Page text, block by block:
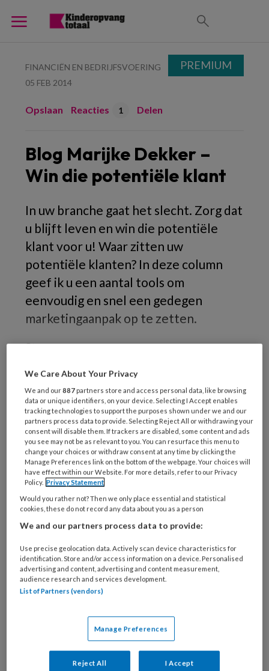
FINANCIËN EN BEDRIJFSVOERING
05 FEB 2014
Opslaan Reacties 1 Delen
Blog Marijke Dekker –
Win die potentiële klant
In uw branche gaat het slecht. Zorg dat
u blijft leven en win die potentiële
klant voor u! Waar zitten uw
potentiële klanten? In deze column
geef ik u een aantal tools om
eenvoudig en snel een gedegen
marketingaanpak op te zetten.
Stap
REGISTREREN
Wil je dit artikel lezen?
Maak gratis een account aan en lees 2
artikelen gratis per maand
Al een account of abonnement?Log dan in
is
je
e-
mailadres?
Kies
wachtwoord* *
*
PREMIUM
We Care About Your Privacy
We and our887 partners store and access personal data, like browsing
data or unique identifiers, on your device. Selecting I Accept enables
tracking technologies to support the purposes shown under we and our
partners process data to provide. Selecting Reject All or withdrawing your
consent will disable them. If trackers are disabled, some content and ads
you see may not be as relevant to you. You can resurface this menu to
change your choices or withdraw consent at any time by clicking the
Manage Preferences link on the bottom of the webpage. Your choices will
have effect within our Website. For more details, refer to our Privacy
Policy. Privacy Statement
Would you rather not? Then we only place essential and statistical
cookies, these do not record any data about you as a person
We and our partners process data to provide:
Use precise geolocation data. Actively scan device characteristics for
identification. Store and/or access information on a device. Personalised
advertising and content, advertising and content measurement,
audience research and services development.
List of Partners (vendors)
Manage Preferences
Reject All I Accept